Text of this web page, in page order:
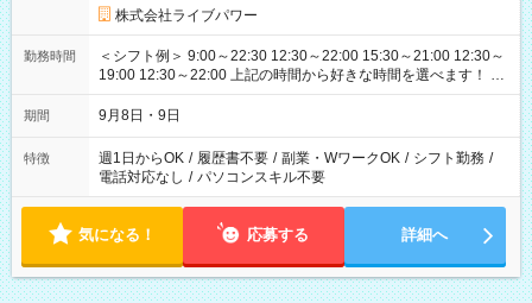
株式会社ライブパワー
勤務時間
＜シフト例＞ 9:00～22:30 12:30～22:00 15:30～21:00 12:30～
19:00 12:30～22:00 上記の時間から好きな時間を選べます！ ※
時間は変更となる可能性があります
期間 9月8日・9日
特徴 週1日からOK / 履歴書不要 / 副業・WワークOK / シフト勤務 /
電話対応なし / パソコンスキル不要
気になる！ 応募する 詳細へ